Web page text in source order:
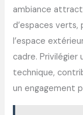
ambiance
d’espaces
l’espace
cadre. Privilégier
technique,
un engagement